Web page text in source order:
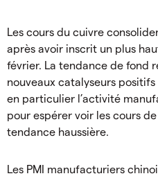
Les cours du cuivre
après avoir inscrit un plus
février. La tendance de fond
nouveaux catalyseurs
en particulier l’activité
pour espérer voir les cours
tendance haussière.
Les PMI manufacturiers